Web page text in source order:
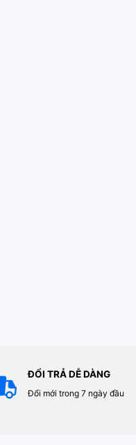
ĐỔI TRẢ DỄ DÀNG
Đổi mới trong 7 ngày đầu